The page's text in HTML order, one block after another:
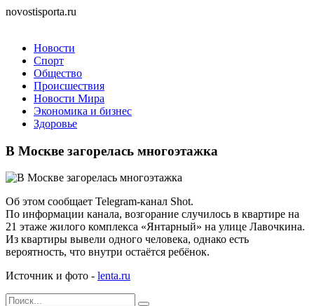
novostisporta.ru
Новости
Спорт
Общество
Происшествия
Новости Мира
Экономика и бизнес
Здоровье
В Москве загорелась многоэтажка
Об этом сообщает Telegram-канал Shot.
По информации канала, возгорание случилось в квартире на
21 этаже жилого комплекса «Янтарный» на улице Лавочкина.
Из квартиры вывели одного человека, однако есть
вероятность, что внутри остаётся ребёнок.
Источник и фото - lenta.ru